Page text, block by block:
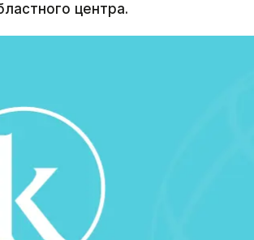
центра.